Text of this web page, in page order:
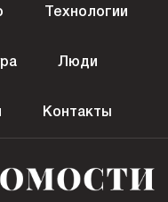
Технологии
Люди
Контакты